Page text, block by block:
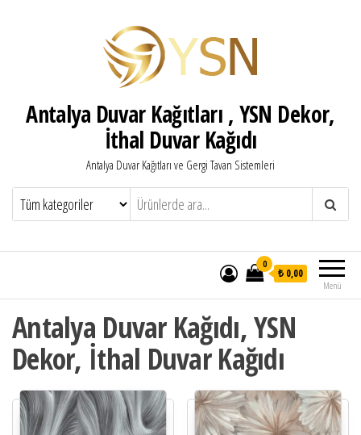
Antalya Duvar Kağıtları , YSN Dekor,
İthal Duvar Kağıdı
Antalya Duvar Kağıtları ve Gergi Tavan Sistemleri
Menü
0
₺ 0,00
Antalya Duvar Kağıdı, YSN
Dekor, İthal Duvar Kağıdı